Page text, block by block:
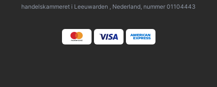
handelskammeret i Leeuwarden , Nederland, nummer 01104443